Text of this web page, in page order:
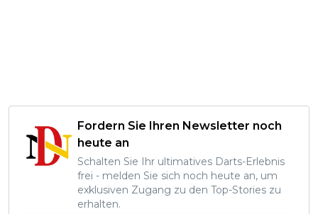
Fordern Sie Ihren Newsletter noch
heute an
Schalten Sie Ihr ultimatives Darts-Erlebnis
frei - melden Sie sich noch heute an, um
exklusiven Zugang zu den Top-Stories zu
erhalten.